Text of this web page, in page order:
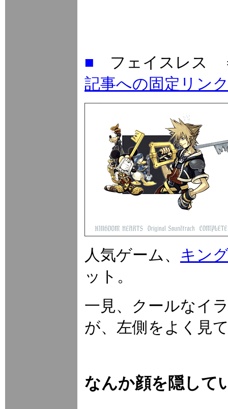
■ フェイスレ
記事への固定リン
人気ゲーム、 キン
ット。
一見、クールなイ
が、左側をよく見
なんか顔を隠して